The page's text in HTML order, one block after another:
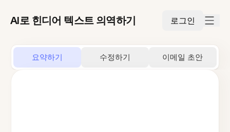
AI로 힌디어 텍스트 의역하기 로그인
요약하기 수정하기 이메일 초안